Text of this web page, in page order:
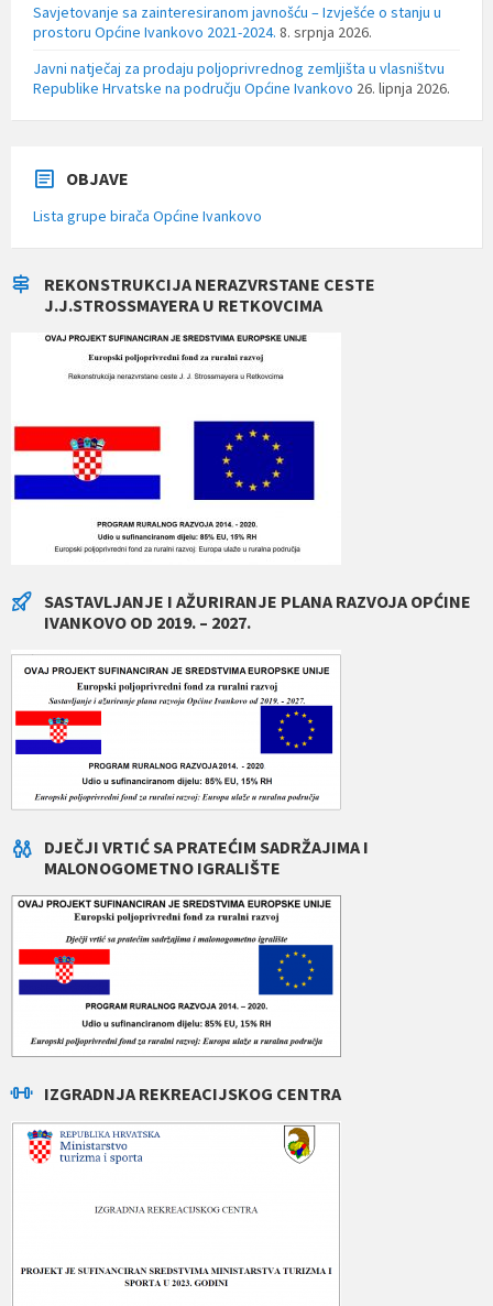
Savjetovanje sa zainteresiranom javnošću – Izvješće o stanju u
prostoru Općine Ivankovo 2021-2024. 8. srpnja 2026.
Javni natječaj za prodaju poljoprivrednog zemljišta u vlasništvu
Republike Hrvatske na području Općine Ivankovo 26. lipnja 2026.
OBJAVE
Lista grupe birača Općine Ivankovo
REKONSTRUKCIJA NERAZVRSTANE CESTE
J.J.STROSSMAYERA U RETKOVCIMA
SASTAVLJANJE I AŽURIRANJE PLANA RAZVOJA OPĆINE
IVANKOVO OD 2019. – 2027.
DJEČJI VRTIĆ SA PRATEĆIM SADRŽAJIMA I
MALONOGOMETNO IGRALIŠTE
IZGRADNJA REKREACIJSKOG CENTRA